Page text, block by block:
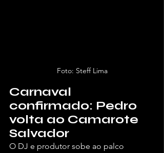
Foto: Steff Lima
Carnaval
confirmado: Pedro
volta ao Camarote
Salvador
O DJ e produtor sobe ao palco